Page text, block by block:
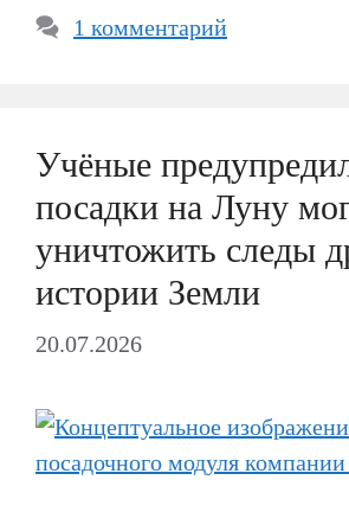
1 комментарий
Учёные
посадки на Луну
уничтожить следы
истории Земли
20.07.2026